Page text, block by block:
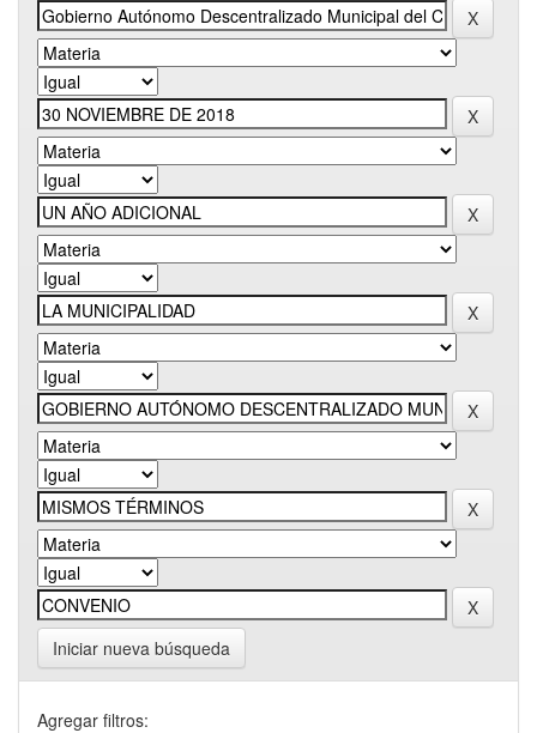
Iniciar nueva búsqueda
Agregar filtros: